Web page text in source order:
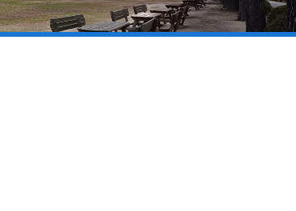
キャンパス紹介
アンネのバラ
地域との共生
アクセスMAP